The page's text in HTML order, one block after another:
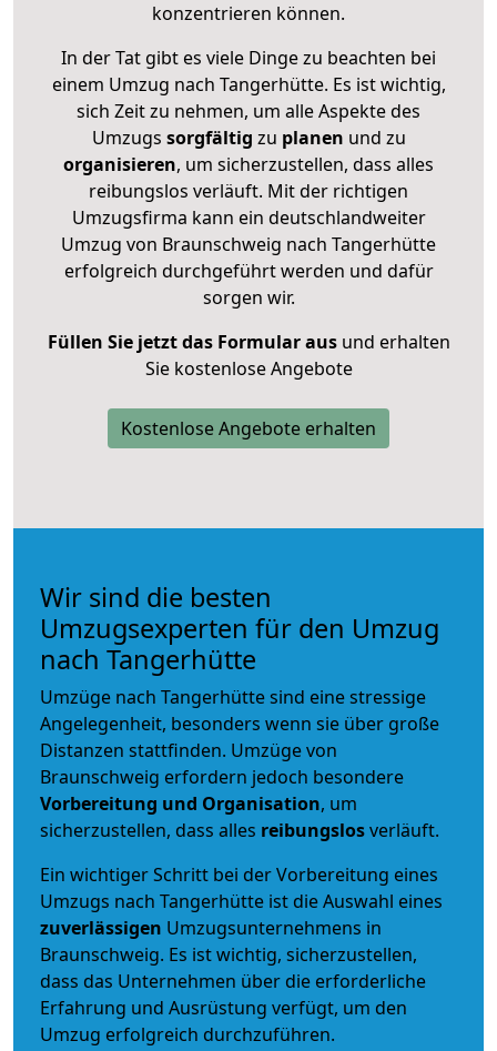
konzentrieren können.
In der Tat gibt es viele Dinge zu beachten bei
einem Umzug nach Tangerhütte. Es ist wichtig,
sich Zeit zu nehmen, um alle Aspekte des
Umzugs sorgfältig zu planen und zu
organisieren, um sicherzustellen, dass alles
reibungslos verläuft. Mit der richtigen
Umzugsfirma kann ein deutschlandweiter
Umzug von Braunschweig nach Tangerhütte
erfolgreich durchgeführt werden und dafür
sorgen wir.
Füllen Sie jetzt das Formular ausund erhalten
Sie kostenlose Angebote
Kostenlose Angebote erhalten
Wir sind die besten
Umzugsexperten für den Umzug
nach Tangerhütte
Umzüge nach Tangerhütte sind eine stressige
Angelegenheit, besonders wenn sie über große
Distanzen stattfinden. Umzüge von
Braunschweig erfordern jedoch besondere
Vorbereitung und Organisation, um
sicherzustellen, dass alles reibungslosverläuft.
Ein wichtiger Schritt bei der Vorbereitung eines
Umzugs nach Tangerhütte ist die Auswahl eines
zuverlässigen Umzugsunternehmens in
Braunschweig. Es ist wichtig, sicherzustellen,
dass das Unternehmen über die erforderliche
Erfahrung und Ausrüstung verfügt, um den
Umzug erfolgreich durchzuführen.